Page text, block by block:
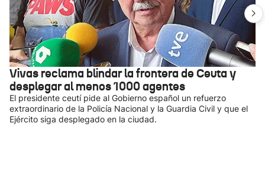
Vivas reclama blindar la frontera de Ceuta y
desplegar al menos 1000 agentes
El presidente ceutí pide al Gobierno español un refuerzo
extraordinario de la Policía Nacional y la Guardia Civil y que el
Ejército siga desplegado en la ciudad.